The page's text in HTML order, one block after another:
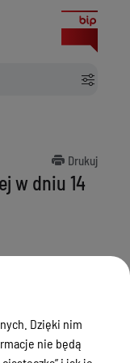
Drukuj
w dniu 14
Dzięki nim
nie będą